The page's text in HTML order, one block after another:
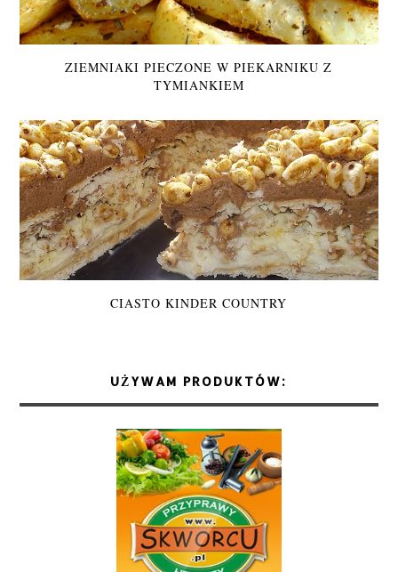
ZIEMNIAKI PIECZONE W PIEKARNIKU Z
TYMIANKIEM
CIASTO KINDER COUNTRY
UŻYWAM PRODUKTÓW: